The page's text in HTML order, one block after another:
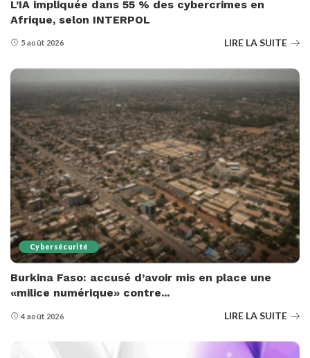
L’IA impliquée dans 55 % des cybercrimes en
Afrique, selon INTERPOL
5 août 2026 LIRE LA SUITE
Cybersécurité
Burkina Faso: accusé d’avoir mis en place une
«milice numérique» contre...
4 août 2026 LIRE LA SUITE